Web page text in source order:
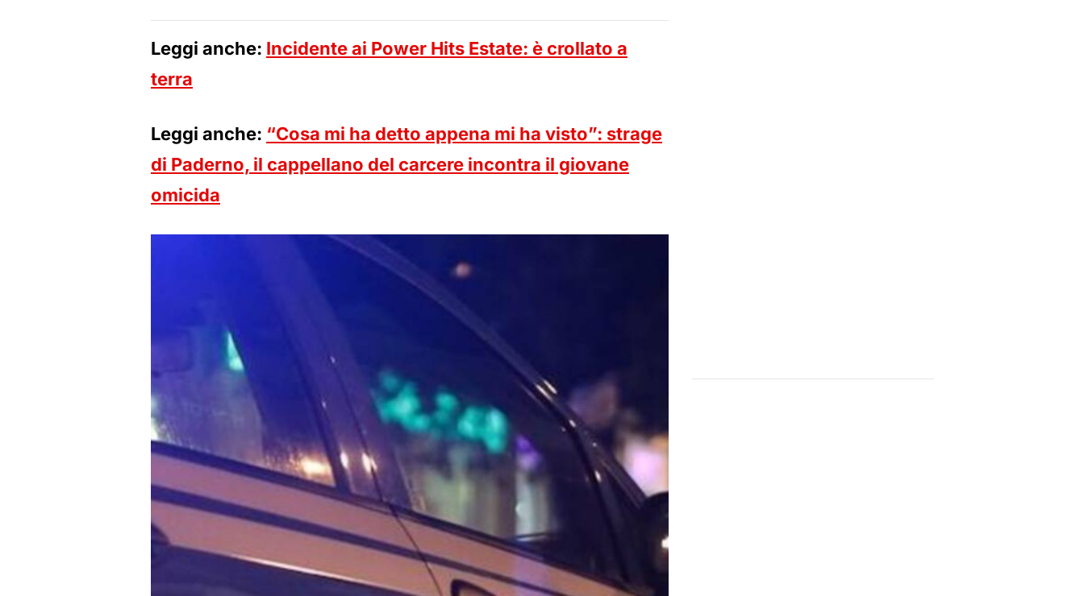
Leggi anche: Incidente ai Power Hits Estate: è crollato a
terra
Leggi anche: “Cosa mi ha detto appena mi ha visto”: strage
di Paderno, il cappellano del carcere incontra il giovane
omicida